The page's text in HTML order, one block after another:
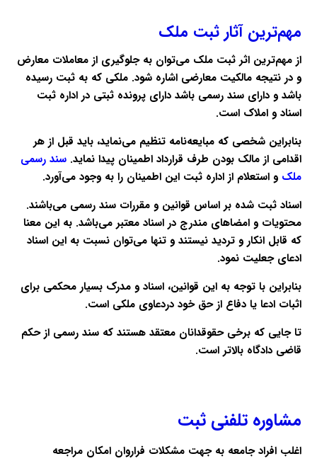
مهم‌ترین آثار ثبت ملک
از مهم‌ترین اثر ثبت ملک می‌توان به جلوگیری از معاملات معارض
و در نتیجه مالکیت معارضی اشاره شود. ملکی که به ثبت رسیده
باشد و دارای سند رسمی باشد دارای پرونده ثبتی در اداره ثبت
‌اسناد و املاک است.
بنابراین شخصی که مبایعه‌نامه تنظیم می‌نماید، باید قبل از هر
اقدامی از مالک بودن طرف قرارداد اطمینان پیدا نماید.سند رسمی
ملک و استعلام از اداره ثبت این اطمینان را به وجود می‌آورد.
اسناد ثبت شده بر اساس قوانین و مقررات سند رسمی می‌باشند.
محتویات و امضاهای مندرج در اسناد معتبر می‌باشد. به این معنا
که قابل انکار و تردید نیستند و تنها می‌توان نسبت به این اسناد
ادعای جعلیت نمود.
بنابراین با توجه به این قوانین، اسناد و مدرک بسیار محکمی برای
اثبات ادعا یا دفاع از حق خود دردعاوی ملکی است.
تا جایی که برخی حقوقدانان معتقد هستند که سند رسمی از حکم
قاضی دادگاه بالاتر است.
مشاوره تلفنی ثبت
اغلب افراد جامعه به جهت مشکلات فراروان امکان مراجعه